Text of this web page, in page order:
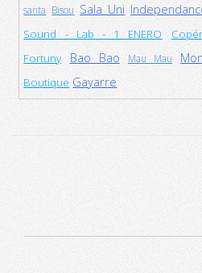
santa Bisou Sala Uni
Sound - Lab - 1 ENERO
Fortuny
Bao Bao Mau Mau
Boutique Gayarre